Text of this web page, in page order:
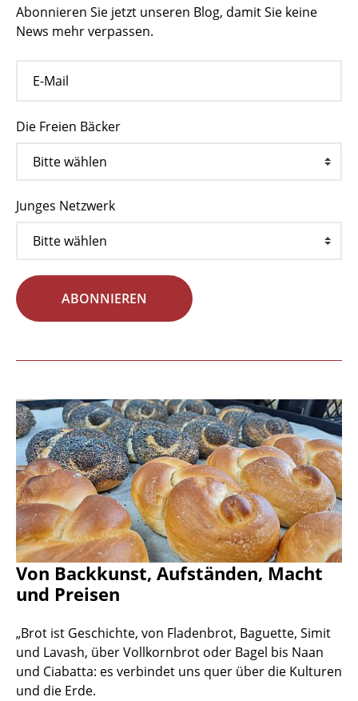
Abonnieren Sie jetzt unseren Blog, damit Sie keine
News mehr verpassen.
Die Freien Bäcker
Junges Netzwerk
ABONNIEREN
Von Backkunst, Aufständen, Macht
und Preisen
„Brot ist Geschichte, von Fladenbrot, Baguette, Simit
und Lavash, über Vollkornbrot oder Bagel bis Naan
und Ciabatta: es verbindet uns quer über die Kulturen
und die Erde.